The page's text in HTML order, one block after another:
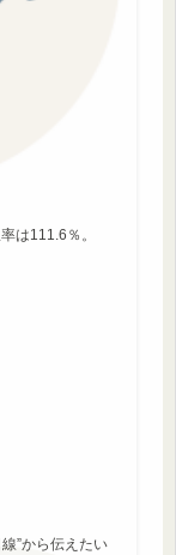
は111.6％。
”から伝えたい